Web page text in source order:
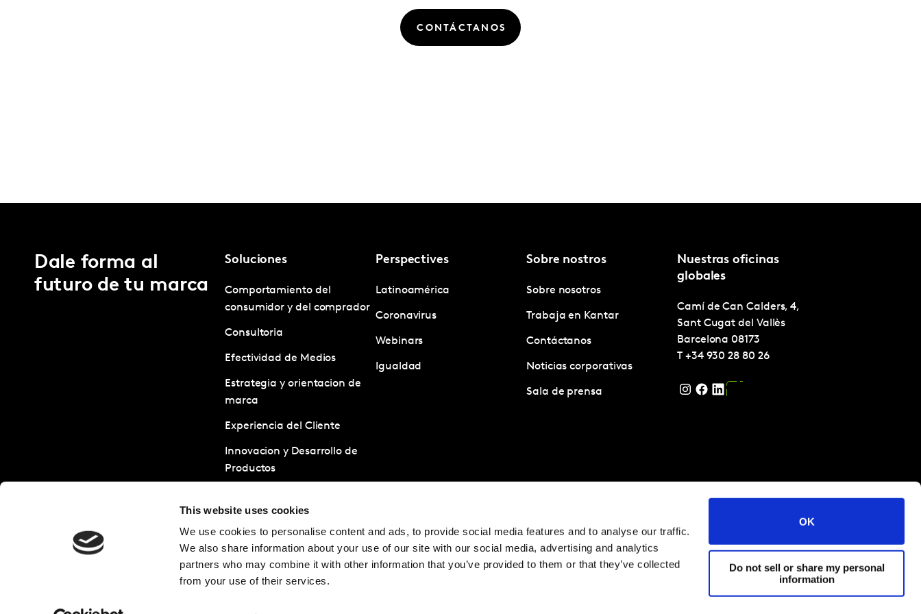
This website uses cookies
We use cookies to personalise content and ads, to provide social media features and to analyse our traffic.
We also share information about your use of our site with our social media, advertising and analytics
partners who may combine it with other information that you’ve provided to them or that they’ve collected
from your use of their services.
OK
Do not sell or share my personal
information
CONTÁCTANOS
Dale forma al
futuro de tu marca
Soluciones
Comportamiento del
consumidor y del comprador
Consultoria
Efectividad de Medios
Estrategia y orientacion de
marca
Experiencia del Cliente
Innovacion y Desarrollo de
Productos
Tests y Optimizacion de
creatividades
Perspectives
Latinoamérica
Coronavirus
Webinars
Igualdad
Sobre nostros
Sobre nosotros
Trabaja en Kantar
Contáctanos
Noticias corporativas
Sala de prensa
Nuestras oficinas
globales
Camí de Can Calders, 4,
Sant Cugat del Vallès
Barcelona 08173
T +34 930 28 80 26